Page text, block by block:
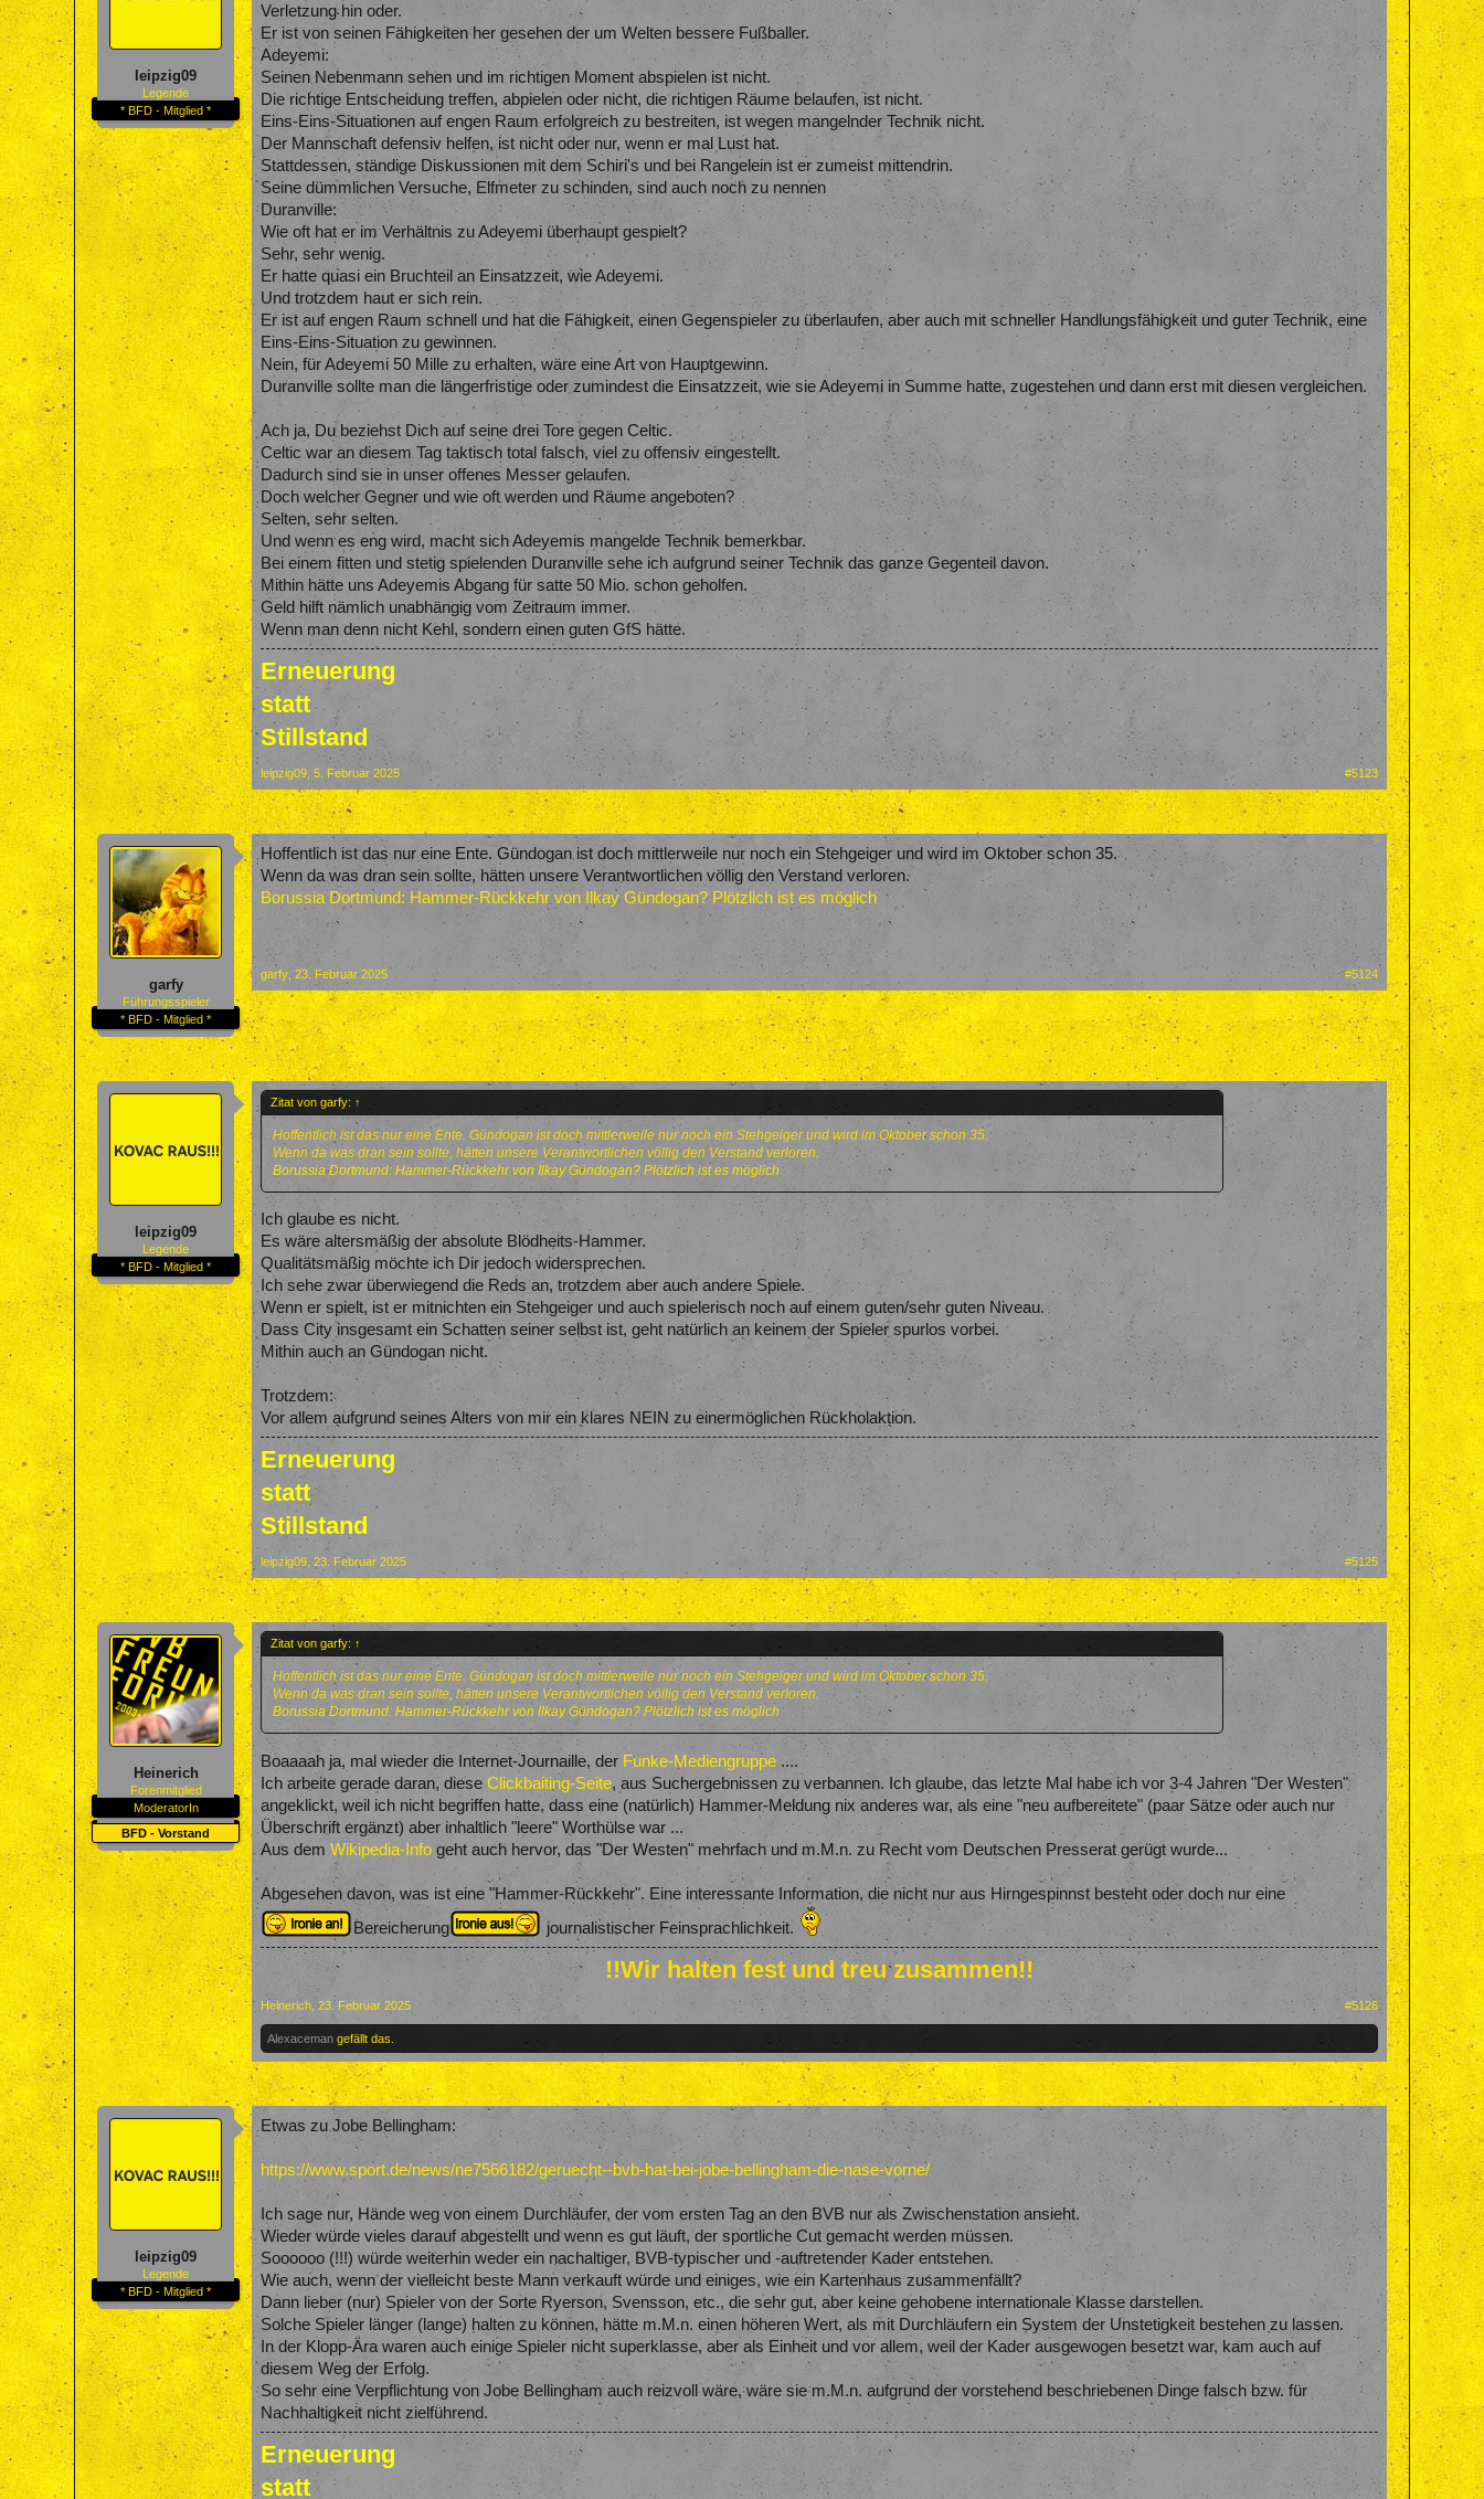
leipzig09
Legende
* BFD - Mitglied *
Verletzung hin oder.
Er ist von seinen Fähigkeiten her gesehen der um Welten bessere Fußballer.
Adeyemi:
Seinen Nebenmann sehen und im richtigen Moment abspielen ist nicht.
Die richtige Entscheidung treffen, abpielen oder nicht, die richtigen Räume belaufen, ist nicht.
Eins-Eins-Situationen auf engen Raum erfolgreich zu bestreiten, ist wegen mangelnder Technik nicht.
Der Mannschaft defensiv helfen, ist nicht oder nur, wenn er mal Lust hat.
Stattdessen, ständige Diskussionen mit dem Schiri's und bei Rangelein ist er zumeist mittendrin.
Seine dümmlichen Versuche, Elfmeter zu schinden, sind auch noch zu nennen
Duranville:
Wie oft hat er im Verhältnis zu Adeyemi überhaupt gespielt?
Sehr, sehr wenig.
Er hatte quasi ein Bruchteil an Einsatzzeit, wie Adeyemi.
Und trotzdem haut er sich rein.
Er ist auf engen Raum schnell und hat die Fähigkeit, einen Gegenspieler zu überlaufen, aber auch mit schneller Handlungsfähigkeit und guter Technik, eine
Eins-Eins-Situation zu gewinnen.
Nein, für Adeyemi 50 Mille zu erhalten, wäre eine Art von Hauptgewinn.
Duranville sollte man die längerfristige oder zumindest die Einsatzzeit, wie sie Adeyemi in Summe hatte, zugestehen und dann erst mit diesen vergleichen.
Ach ja, Du beziehst Dich auf seine drei Tore gegen Celtic.
Celtic war an diesem Tag taktisch total falsch, viel zu offensiv eingestellt.
Dadurch sind sie in unser offenes Messer gelaufen.
Doch welcher Gegner und wie oft werden und Räume angeboten?
Selten, sehr selten.
Und wenn es eng wird, macht sich Adeyemis mangelde Technik bemerkbar.
Bei einem fitten und stetig spielenden Duranville sehe ich aufgrund seiner Technik das ganze Gegenteil davon.
Mithin hätte uns Adeyemis Abgang für satte 50 Mio. schon geholfen.
Geld hilft nämlich unabhängig vom Zeitraum immer.
Wenn man denn nicht Kehl, sondern einen guten GfS hätte.
Erneuerung
statt
Stillstand
leipzig09 5. Februar 2025 #5123
garfy
Führungsspieler
* BFD - Mitglied *
Hoffentlich ist das nur eine Ente. Gündogan ist doch mittlerweile nur noch ein Stehgeiger und wird im Oktober schon 35.
Wenn da was dran sein sollte, hätten unsere Verantwortlichen völlig den Verstand verloren.
Borussia Dortmund: Hammer-Rückkehr von Ilkay Gündogan? Plötzlich ist es möglich
garfy 23. Februar 2025 #5124
leipzig09
Legende
* BFD - Mitglied *
Zitat von garfy: ↑
Hoffentlich ist das nur eine Ente. Gündogan ist doch mittlerweile nur noch ein Stehgeiger und wird im Oktober schon 35.
Wenn da was dran sein sollte, hätten unsere Verantwortlichen völlig den Verstand verloren.
Borussia Dortmund: Hammer-Rückkehr von Ilkay Gündogan? Plötzlich ist es möglich
Ich glaube es nicht.
Es wäre altersmäßig der absolute Blödheits-Hammer.
Qualitätsmäßig möchte ich Dir jedoch widersprechen.
Ich sehe zwar überwiegend die Reds an, trotzdem aber auch andere Spiele.
Wenn er spielt, ist er mitnichten ein Stehgeiger und auch spielerisch noch auf einem guten/sehr guten Niveau.
Dass City insgesamt ein Schatten seiner selbst ist, geht natürlich an keinem der Spieler spurlos vorbei.
Mithin auch an Gündogan nicht.
Trotzdem:
Vor allem aufgrund seines Alters von mir ein klares NEIN zu einermöglichen Rückholaktion.
Erneuerung
statt
Stillstand
leipzig09 23. Februar 2025 #5125
Heinerich
Forenmitglied
ModeratorIn
BFD - Vorstand
Zitat von garfy: ↑
Hoffentlich ist das nur eine Ente. Gündogan ist doch mittlerweile nur noch ein Stehgeiger und wird im Oktober schon 35.
Wenn da was dran sein sollte, hätten unsere Verantwortlichen völlig den Verstand verloren.
Borussia Dortmund: Hammer-Rückkehr von Ilkay Gündogan? Plötzlich ist es möglich
Boaaaah ja, mal wieder die Internet-Journaille, der Funke-Mediengruppe ....
Ich arbeite gerade daran, dieseClickbaiting-Seite, aus Suchergebnissen zu verbannen. Ich glaube, das letzte Mal habe ich vor 3-4 Jahren "Der Westen"
angeklickt, weil ich nicht begriffen hatte, dass eine (natürlich) Hammer-Meldung nix anderes war, als eine "neu aufbereitete" (paar Sätze oder auch nur
Überschrift ergänzt) aber inhaltlich "leere" Worthülse war ...
Aus demWikipedia-Info geht auch hervor, das "Der Westen" mehrfach und m.M.n. zu Recht vom Deutschen Presserat gerügt wurde...
Abgesehen davon, was ist eine "Hammer-Rückkehr". Eine interessante Information, die nicht nur aus Hirngespinnst besteht oder doch nur eine
Bereicherung
journalistischer Feinsprachlichkeit.
!!Wir halten fest und treu zusammen!!
Heinerich 23. Februar 2025 #5126
Alexaceman gefällt das.
leipzig09
Legende
* BFD - Mitglied *
Etwas zu Jobe Bellingham:
https://www.sport.de/news/ne7566182/geruecht--bvb-hat-bei-jobe-bellingham-die-nase-vorne/
Ich sage nur, Hände weg von einem Durchläufer, der vom ersten Tag an den BVB nur als Zwischenstation ansieht.
Wieder würde vieles darauf abgestellt und wenn es gut läuft, der sportliche Cut gemacht werden müssen.
Soooooo (!!!) würde weiterhin weder ein nachaltiger, BVB-typischer und -auftretender Kader entstehen.
Wie auch, wenn der vielleicht beste Mann verkauft würde und einiges, wie ein Kartenhaus zusammenfällt?
Dann lieber (nur) Spieler von der Sorte Ryerson, Svensson, etc., die sehr gut, aber keine gehobene internationale Klasse darstellen.
Solche Spieler länger (lange) halten zu können, hätte m.M.n. einen höheren Wert, als mit Durchläufern ein System der Unstetigkeit bestehen zu lassen.
In der Klopp-Ära waren auch einige Spieler nicht superklasse, aber als Einheit und vor allem, weil der Kader ausgewogen besetzt war, kam auch auf
diesem Weg der Erfolg.
So sehr eine Verpflichtung von Jobe Bellingham auch reizvoll wäre, wäre sie m.M.n. aufgrund der vorstehend beschriebenen Dinge falsch bzw. für
Nachhaltigkeit nicht zielführend.
Erneuerung
statt